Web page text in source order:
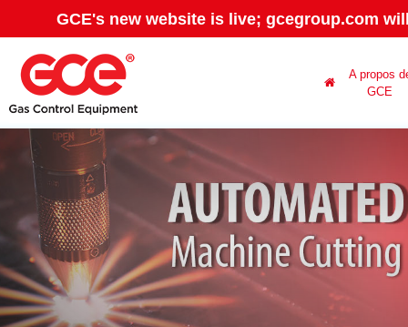
GCE's new website is live; gcegroup.com
A propos
GCE